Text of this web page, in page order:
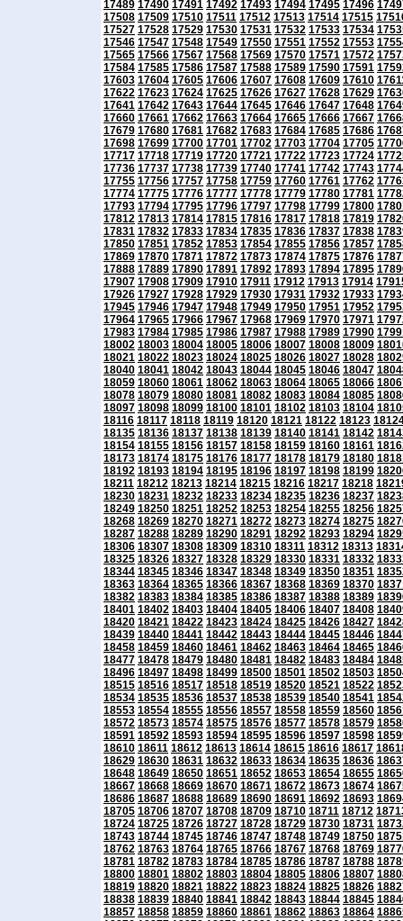
17489 17490 17491 17492 17493 17494 17495 17496
17508 17509 17510 17511 17512 17513 17514 17515
17527 17528 17529 17530 17531 17532 17533 17534
17546 17547 17548 17549 17550 17551 17552 17553
17565 17566 17567 17568 17569 17570 17571 17572
17584 17585 17586 17587 17588 17589 17590 17591
17603 17604 17605 17606 17607 17608 17609 17610
17622 17623 17624 17625 17626 17627 17628 17629
17641 17642 17643 17644 17645 17646 17647 17648
17660 17661 17662 17663 17664 17665 17666 17667
17679 17680 17681 17682 17683 17684 17685 17686
17698 17699 17700 17701 17702 17703 17704 17705
17717 17718 17719 17720 17721 17722 17723 17724
17736 17737 17738 17739 17740 17741 17742 17743
17755 17756 17757 17758 17759 17760 17761 17762
17774 17775 17776 17777 17778 17779 17780 17781
17793 17794 17795 17796 17797 17798 17799 17800
17812 17813 17814 17815 17816 17817 17818 17819
17831 17832 17833 17834 17835 17836 17837 17838
17850 17851 17852 17853 17854 17855 17856 17857
17869 17870 17871 17872 17873 17874 17875 17876
17888 17889 17890 17891 17892 17893 17894 17895
17907 17908 17909 17910 17911 17912 17913 17914
17926 17927 17928 17929 17930 17931 17932 17933
17945 17946 17947 17948 17949 17950 17951 17952
17964 17965 17966 17967 17968 17969 17970 17971
17983 17984 17985 17986 17987 17988 17989 17990
18002 18003 18004 18005 18006 18007 18008 18009
18021 18022 18023 18024 18025 18026 18027 18028
18040 18041 18042 18043 18044 18045 18046 18047
18059 18060 18061 18062 18063 18064 18065 18066
18078 18079 18080 18081 18082 18083 18084 18085
18097 18098 18099 18100 18101 18102 18103 18104
18116 18117 18118 18119 18120 18121 18122 18123
18135 18136 18137 18138 18139 18140 18141 18142
18154 18155 18156 18157 18158 18159 18160 18161
18173 18174 18175 18176 18177 18178 18179 18180
18192 18193 18194 18195 18196 18197 18198 18199
18211 18212 18213 18214 18215 18216 18217 18218
18230 18231 18232 18233 18234 18235 18236 18237
18249 18250 18251 18252 18253 18254 18255 18256
18268 18269 18270 18271 18272 18273 18274 18275
18287 18288 18289 18290 18291 18292 18293 18294
18306 18307 18308 18309 18310 18311 18312 18313
18325 18326 18327 18328 18329 18330 18331 18332
18344 18345 18346 18347 18348 18349 18350 18351
18363 18364 18365 18366 18367 18368 18369 18370
18382 18383 18384 18385 18386 18387 18388 18389
18401 18402 18403 18404 18405 18406 18407 18408
18420 18421 18422 18423 18424 18425 18426 18427
18439 18440 18441 18442 18443 18444 18445 18446
18458 18459 18460 18461 18462 18463 18464 18465
18477 18478 18479 18480 18481 18482 18483 18484
18496 18497 18498 18499 18500 18501 18502 18503
18515 18516 18517 18518 18519 18520 18521 18522
18534 18535 18536 18537 18538 18539 18540 18541
18553 18554 18555 18556 18557 18558 18559 18560
18572 18573 18574 18575 18576 18577 18578 18579
18591 18592 18593 18594 18595 18596 18597 18598
18610 18611 18612 18613 18614 18615 18616 18617
18629 18630 18631 18632 18633 18634 18635 18636
18648 18649 18650 18651 18652 18653 18654 18655
18667 18668 18669 18670 18671 18672 18673 18674
18686 18687 18688 18689 18690 18691 18692 18693
18705 18706 18707 18708 18709 18710 18711 18712
18724 18725 18726 18727 18728 18729 18730 18731
18743 18744 18745 18746 18747 18748 18749 18750
18762 18763 18764 18765 18766 18767 18768 18769
18781 18782 18783 18784 18785 18786 18787 18788
18800 18801 18802 18803 18804 18805 18806 18807
18819 18820 18821 18822 18823 18824 18825 18826
18838 18839 18840 18841 18842 18843 18844 18845
18857 18858 18859 18860 18861 18862 18863 18864